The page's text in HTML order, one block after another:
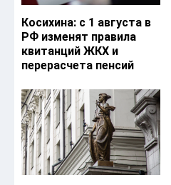
Косихина: с 1 августа в
РФ изменят правила
квитанций ЖКХ и
перерасчета пенсий